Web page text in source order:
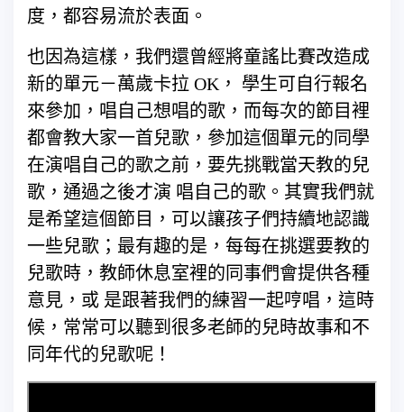
度，都容易流於表面。
也因為這樣，我們還曾經將童謠比賽改造成
新的單元－萬歲卡拉 OK， 學生可自行報名
來參加，唱自己想唱的歌，而每次的節目裡
都會教大家一首兒歌，參加這個單元的同學
在演唱自己的歌之前，要先挑戰當天教的兒
歌，通過之後才演 唱自己的歌。其實我們就
是希望這個節目，可以讓孩子們持續地認識
一些兒歌；最有趣的是，每每在挑選要教的
兒歌時，教師休息室裡的同事們會提供各種
意見，或 是跟著我們的練習一起哼唱，這時
候，常常可以聽到很多老師的兒時故事和不
同年代的兒歌呢！